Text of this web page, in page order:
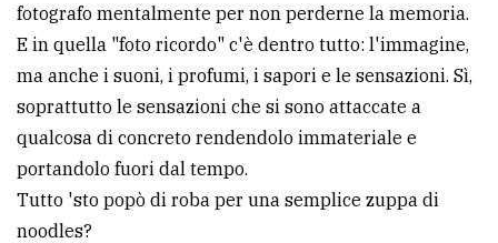
fotografo mentalmente per non perderne la memoria.
E in quella "foto ricordo" c'è dentro tutto: l'immagine,
ma anche i suoni, i profumi, i sapori e le sensazioni. Sì,
soprattutto le sensazioni che si sono attaccate a
qualcosa di concreto rendendolo immateriale e
portandolo fuori dal tempo.
Tutto 'sto popò di roba per una semplice zuppa di
noodles?